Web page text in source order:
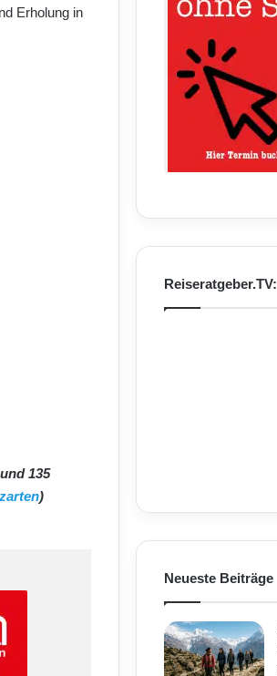
Erholung in
135
)
Reiseratgeber.TV:
Neueste Beiträge